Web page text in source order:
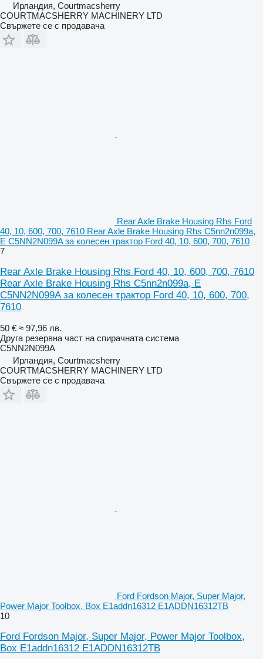
Ирландия, Courtmacsherry
COURTMACSHERRY MACHINERY LTD
Свържете се с продавача
Rear Axle Brake Housing Rhs Ford
40, 10, 600, 700, 7610 Rear Axle Brake Housing Rhs C5nn2n099a,
E C5NN2N099A за колесен трактор Ford 40, 10, 600, 700, 7610
7
Rear Axle Brake Housing Rhs Ford 40, 10, 600, 700, 7610
Rear Axle Brake Housing Rhs C5nn2n099a, E
C5NN2N099A за колесен трактор Ford 40, 10, 600, 700,
7610
50 € ≈ 97,96 лв.
Друга резервна част на спирачната система
C5NN2N099A
Ирландия, Courtmacsherry
COURTMACSHERRY MACHINERY LTD
Свържете се с продавача
Ford Fordson Major, Super Major,
Power Major Toolbox, Box E1addn16312 E1ADDN16312TB
10
Ford Fordson Major, Super Major, Power Major Toolbox,
Box E1addn16312 E1ADDN16312TB